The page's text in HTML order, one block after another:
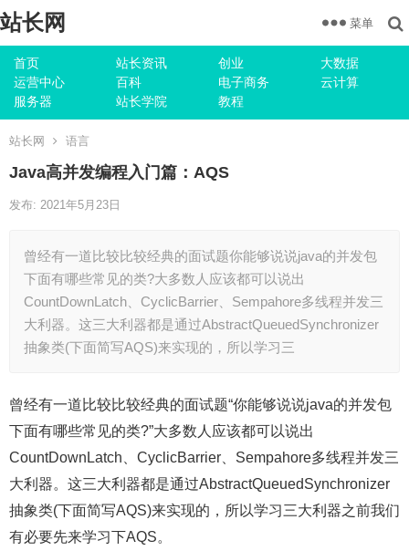
站长网
首页 站长资讯 创业
大数据
运营中心
百科 电子商务
云计算
服务器
站长学院 教程
菜单
站长网 语言
Java高并发编程入门篇：AQS
发布: 2021年5月23日
曾经有一道比较比较经典的面试题你能够说说java的并发包
下面有哪些常见的类?大多数人应该都可以说出
CountDownLatch、CyclicBarrier、Sempahore多线程并发三
大利器。这三大利器都是通过AbstractQueuedSynchronizer
抽象类(下面简写AQS)来实现的，所以学习三
曾经有一道比较比较经典的面试题“你能够说说java的并发包
下面有哪些常见的类?”大多数人应该都可以说出
CountDownLatch、CyclicBarrier、Sempahore多线程并发三
大利器。这三大利器都是通过AbstractQueuedSynchronizer
抽象类(下面简写AQS)来实现的，所以学习三大利器之前我们
有必要先来学习下AQS。